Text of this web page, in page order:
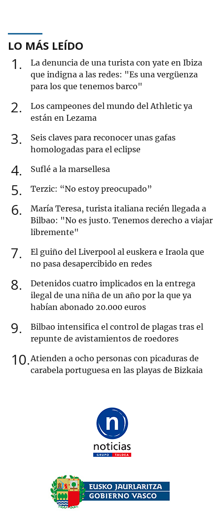
LO MÁS LEÍDO
1
La denuncia de una turista con yate en Ibiza
que indigna a las redes: "Es una vergüenza
para los que tenemos barco"
2
Los campeones del mundo del Athletic ya
están en Lezama
3
Seis claves para reconocer unas gafas
homologadas para el eclipse
4 Suflé a la marsellesa
5 Terzic: “No estoy preocupado”
6
María Teresa, turista italiana recién llegada a
Bilbao: "No es justo. Tenemos derecho a viajar
libremente"
7
El guiño del Liverpool al euskera e Iraola que
no pasa desapercibido en redes
8
Detenidos cuatro implicados en la entrega
ilegal de una niña de un año por la que ya
habían abonado 20.000 euros
9
Bilbao intensifica el control de plagas tras el
repunte de avistamientos de roedores
10 Atienden a ocho personas con picaduras de
carabela portuguesa en las playas de Bizkaia